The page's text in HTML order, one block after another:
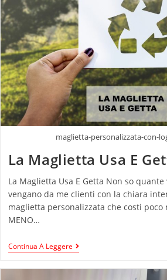
maglietta-personalizzata-con-
La Maglietta Usa E
La Maglietta Usa E Getta Non so
vengano da me clienti con la chiara
maglietta personalizzata che costi poco
MENO…
Continua A Leggere